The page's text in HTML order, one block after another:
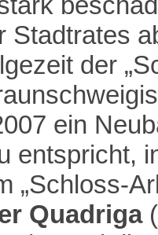
Stadtrates
der
ein
entspricht,
„Schloss-
Quadriga